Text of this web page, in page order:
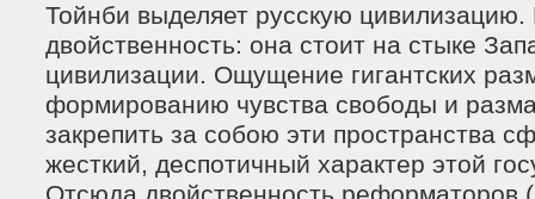
Тойнби выделяет русскую
двойственность: она стоит на стыке
цивилизации. Ощущение гигантских
формированию чувства свободы и
закрепить за собою эти пространства
жесткий, деспотичный характер этой